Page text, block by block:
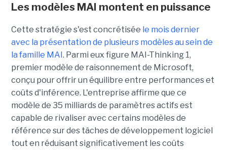
Les modèles MAI montent en puissance
Cette stratégie s'est concrétisée le mois dernier
avec la présentation de plusieurs modèles au sein de
la famille MAI. Parmi eux figure MAI-Thinking 1,
premier modèle de raisonnement de Microsoft,
conçu pour offrir un équilibre entre performances et
coûts d'inférence. L'entreprise affirme que ce
modèle de 35 milliards de paramètres actifs est
capable de rivaliser avec certains modèles de
référence sur des tâches de développement logiciel
tout en réduisant significativement les coûts